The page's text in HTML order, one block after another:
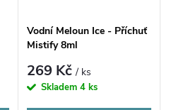
Vodní Meloun Ice - Příchuť
Mistify 8ml
269 Kč/ ks
Skladem 4 ks